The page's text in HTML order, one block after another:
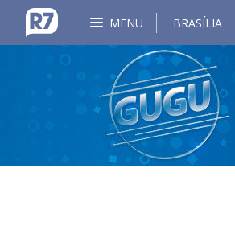
MENU BRASÍLIA